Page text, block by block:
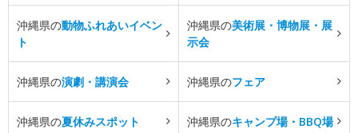
沖縄県の動物ふれあいイベン
ト
沖縄県の美術展・博物展・展
示会
沖縄県の演劇・講演会 沖縄県のフェア
沖縄県の夏休みスポット 沖縄県のキャンプ場・BBQ場